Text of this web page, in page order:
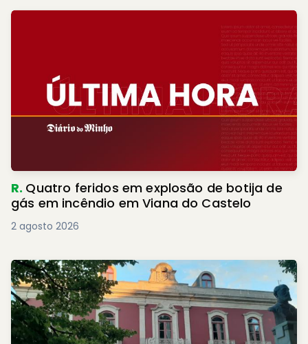
R. Quatro feridos em explosão de botija de
gás em incêndio em Viana do Castelo
2 agosto 2026